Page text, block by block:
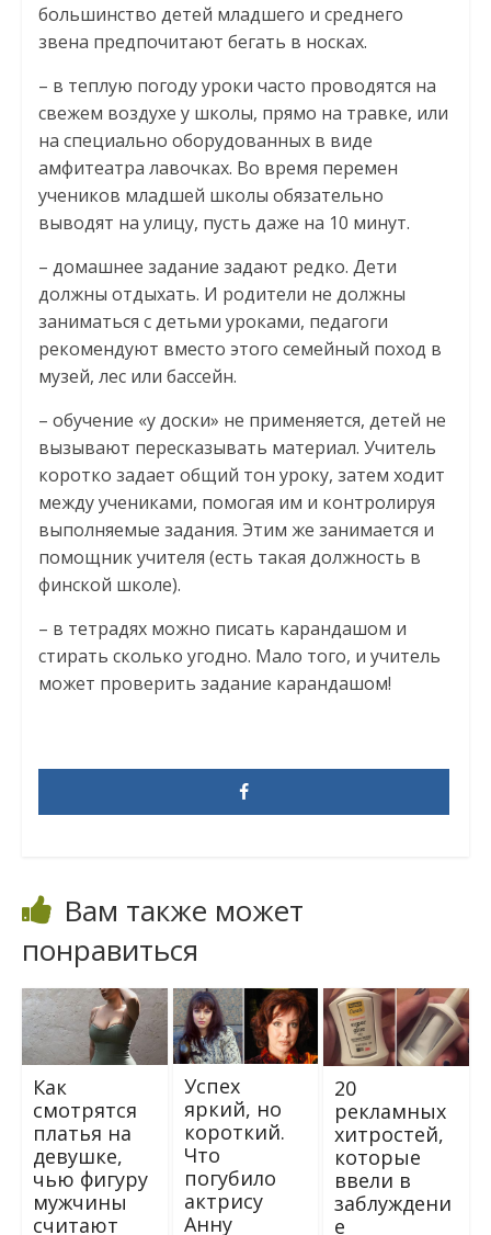
большинство детей младшего и среднего
звена предпочитают бегать в носках.
– в теплую погоду уроки часто проводятся на
свежем воздухе у школы, прямо на травке, или
на специально оборудованных в виде
амфитеатра лавочках. Во время перемен
учеников младшей школы обязательно
выводят на улицу, пусть даже на 10 минут.
– домашнее задание задают редко. Дети
должны отдыхать. И родители не должны
заниматься с детьми уроками, педагоги
рекомендуют вместо этого семейный поход в
музей, лес или бассейн.
– обучение «у доски» не применяется, детей не
вызывают пересказывать материал. Учитель
коротко задает общий тон уроку, затем ходит
между учениками, помогая им и контролируя
выполняемые задания. Этим же занимается и
помощник учителя (есть такая должность в
финской школе).
– в тетрадях можно писать карандашом и
стирать сколько угодно. Мало того, и учитель
может проверить задание карандашом!
Вам также может
понравиться
Как
смотрятся
платья на
девушке,
чью фигуру
мужчины
считают
Успех
яркий, но
короткий.
Что
погубило
актрису
Анну
20
рекламных
хитростей,
которые
ввели в
заблуждени
е